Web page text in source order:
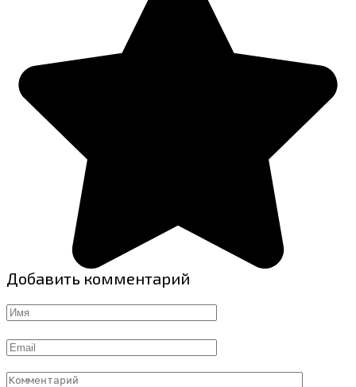
Добавить комментарий
Имя
Email
Комментарий